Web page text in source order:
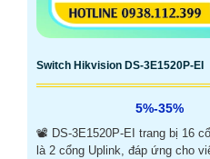
Switch Hikvision DS-3E1520P-EI
5%-35%
📽 DS-3E1520P-EI trang bị 16
là 2 cổng Uplink, đáp ứng cho